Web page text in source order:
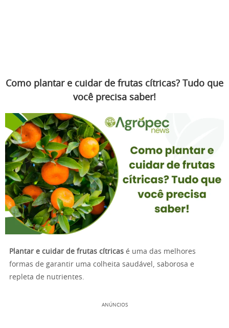
Como plantar e cuidar de frutas cítricas? Tudo que
você precisa saber!
Plantar e cuidar de frutas cítricas é uma das melhores
formas de garantir uma colheita saudável, saborosa e
repleta de nutrientes.
ANÚNCIOS